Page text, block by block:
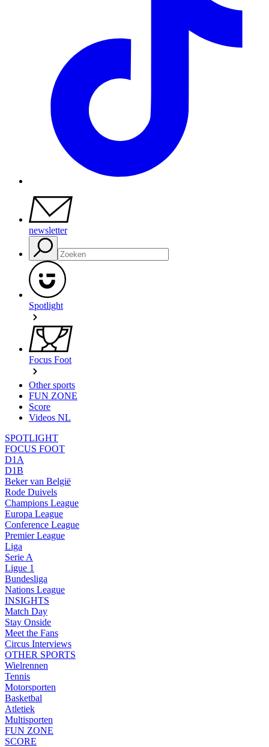
newsletter
Spotlight
Focus Foot
Other sports
FUN ZONE
Score
Videos NL
SPOTLIGHT
FOCUS FOOT
D1A
D1B
Beker van België
Rode Duivels
Champions League
Europa League
Conference League
Premier League
Liga
Serie A
Ligue 1
Bundesliga
Nations League
INSIGHTS
Match Day
Stay Onside
Meet the Fans
Circus Interviews
OTHER SPORTS
Wielrennen
Tennis
Motorsporten
Basketbal
Atletiek
Multisporten
FUN ZONE
SCORE